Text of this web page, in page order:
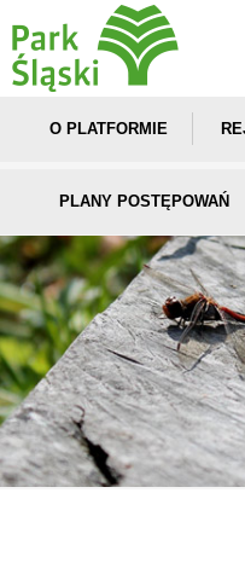
O PLATFORMIE
PLANY POSTĘPOWAŃ